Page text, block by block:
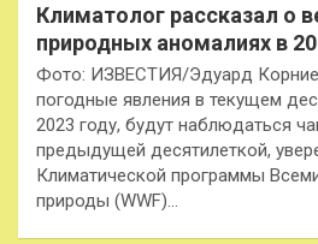
Климатолог рассказал о
природных аномалиях в
Фото: ИЗВЕСТИЯ/Эдуард
погодные явления в текущем
2023 году, будут наблюдаться
предыдущей десятилеткой,
Климатической программы
природы (WWF)…